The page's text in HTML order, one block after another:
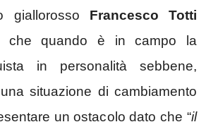
giallorosso Francesco Totti
che quando è in campo la
in personalità sebbene,
situazione di cambiamento
un ostacolo dato che “il